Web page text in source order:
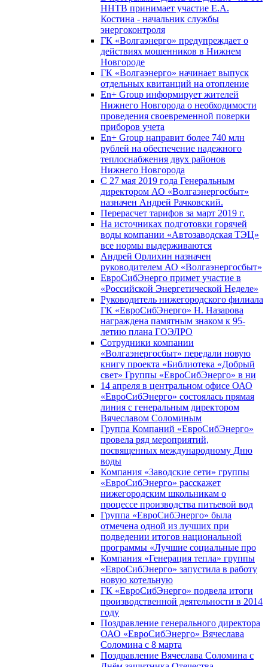
ННТВ принимает участие Е.А.
Костина - начальник службы
энергоконтроля
ГК «Волгаэнерго» предупреждает о
действиях мошенников в Нижнем
Новгороде
ГК «Волгаэнерго» начинает выпуск
отдельных квитанций на отопление
En+ Group информирует жителей
Нижнего Новгорода о необходимости
проведения своевременной поверки
приборов учета
En+ Group направит более 740 млн
рублей на обеспечение надежного
теплоснабжения двух районов
Нижнего Новгорода
С 27 мая 2019 года Генеральным
директором АО «Волгаэнергосбыт»
назначен Андрей Рачковский.
Перерасчет тарифов за март 2019 г.
На источниках подготовки горячей
воды компании «Автозаводская ТЭЦ»
все нормы выдерживаются
Андрей Орлихин назначен
руководителем АО «Волгаэнергосбыт»
ЕвроСибЭнерго примет участие в
«Российской Энергетической Неделе»
Руководитель нижегородского филиала
ГК «ЕвроСибЭнерго» Н. Назарова
награждена памятным знаком к 95-
летию плана ГОЭЛРО
Сотрудники компании
«Волгаэнергосбыт» передали новую
книгу проекта «Библиотека «Добрый
свет» Группы «ЕвроСибЭнерго» в ни
14 апреля в центральном офисе ОАО
«ЕвроСибЭнерго» состоялась прямая
линия с генеральным директором
Вячеславом Соломиным
Группа Компаний «ЕвроСибЭнерго»
провела ряд мероприятий,
посвященных международному Дню
воды
Компания «Заводские сети» группы
«ЕвроСибЭнерго» расскажет
нижегородским школьникам о
процессе производства питьевой вод
Группа «ЕвроСибЭнерго» была
отмечена одной из лучших при
подведении итогов национальной
программы «Лучшие социальные про
Компания «Генерация тепла» группы
«ЕвроСибЭнерго» запустила в работу
новую котельную
ГК «ЕвроСибЭнерго» подвела итоги
производственной деятельности в 2014
году
Поздравление генерального директора
ОАО «ЕвроСибЭнерго» Вячеслава
Соломина с 8 марта
Поздравление Вячеслава Соломина с